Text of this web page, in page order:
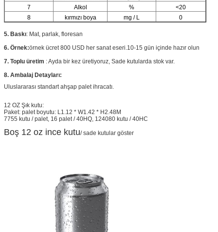
7
Alkol %
<20
8
kırmızı boya mg / L 0
5. Baskı: Mat, parlak, floresan
6. Örnek:örnek ücret 800 USD her sanat eseri.10-15 gün içinde hazır olun
7. Toplu üretim : Ayda bir kez üretiyoruz, Sade kutularda stok var.
8. Ambalaj Detayları:
Uluslararası standart ahşap palet ihracatı.
12 OZ Şık kutu:
Paket: palet boyutu: L1.12 * W1.42 * H2.48M
7755 kutu / palet, 16 palet / 40HQ, 124080 kutu / 40HC
Boş 12 oz ince kutu/ sade kutular göster